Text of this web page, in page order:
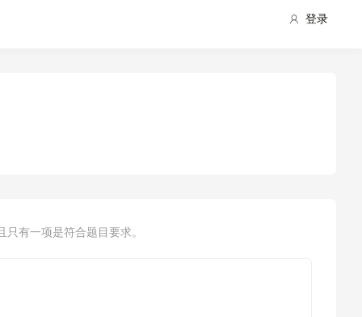
登录
有一项是符合题目要求。